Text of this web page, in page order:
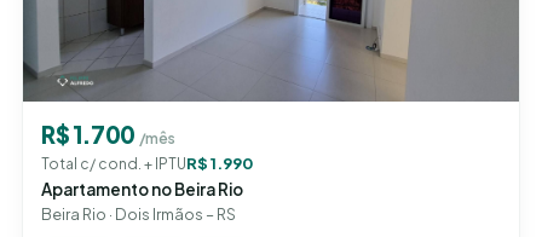
R$ 1.700 /mês
Total c/ cond. + IPTUR$ 1.990
Apartamento no Beira Rio
Beira Rio · Dois Irmãos – RS